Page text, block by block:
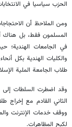
الحزب سياسيا في
ومن الملاحظ أن
المسلمون فقط، بل هناك
في الجامعات
والكليات الهندية بكل
طلاب الجامعة الملية
الثاني القادم مع إخراج
ووقف خدمات الإنترنت
لكبح المظاهرات.